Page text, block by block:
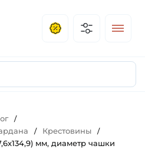
/
/ Крестовины /
мм, диаметр чашки